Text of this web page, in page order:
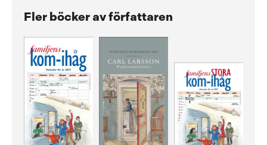
Fler böcker av författaren